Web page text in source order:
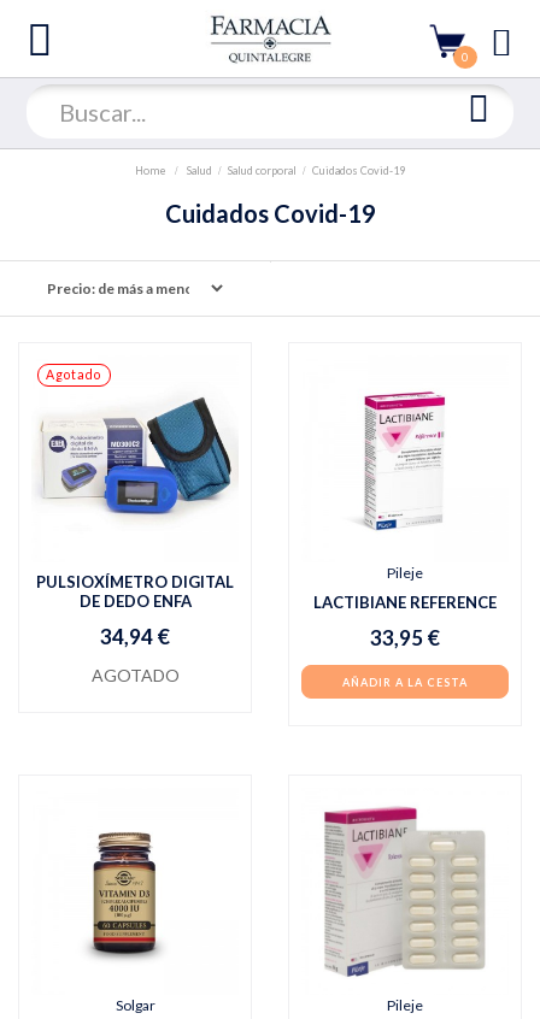
0
Home Salud Salud corporal Cuidados Covid-19
Cuidados Covid-19
Agotado
PULSIOXÍMETRO DIGITAL
DE DEDO ENFA
34,94 €
AGOTADO
Pileje
LACTIBIANE REFERENCE
33,95 €
AÑADIR A LA CESTA
Solgar Pileje